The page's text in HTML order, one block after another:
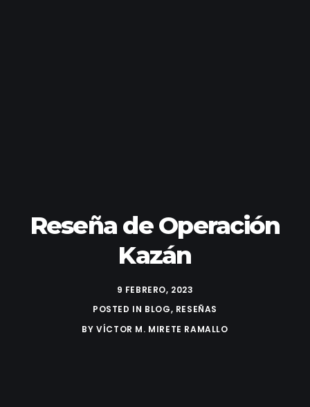
Reseña de Operación
Kazán
9 FEBRERO, 2023
POSTED IN BLOG, RESEÑAS
BYVÍCTOR M. MIRETE RAMALLO